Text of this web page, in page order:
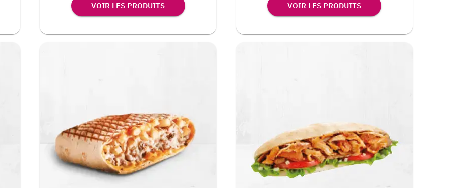
VOIR LES PRODUITS VOIR LES PRODUITS